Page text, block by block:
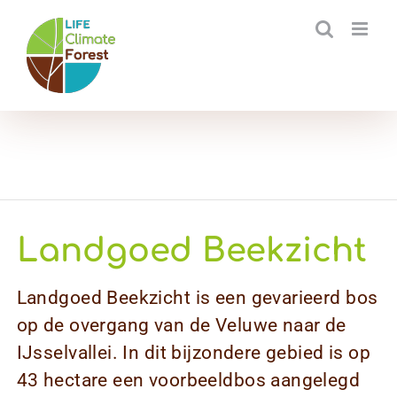
naar
inhoud
Landgoed Beekzicht
Landgoed Beekzicht is een gevarieerd bos
op de overgang van de Veluwe naar de
IJsselvallei. In dit bijzondere gebied is op
43 hectare een voorbeeldbos aangelegd